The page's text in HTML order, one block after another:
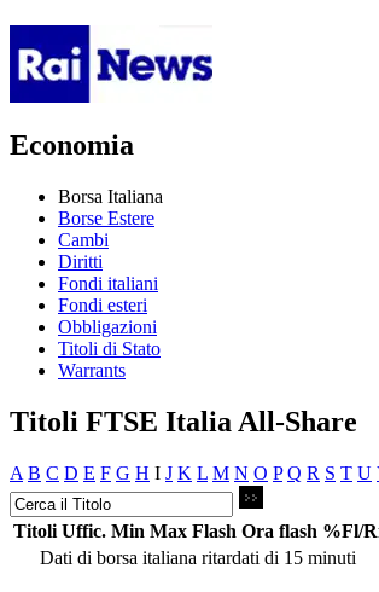
Economia
Borsa Italiana
Borse Estere
Cambi
Diritti
Fondi italiani
Fondi esteri
Obbligazioni
Titoli di Stato
Warrants
Titoli FTSE Italia All-Share
A B C D E F G H I J K L M N O P Q R S T U
Titoli Uffic. Min Max Flash Ora flash %Fl/
Dati di borsa italiana ritardati di 15 minuti